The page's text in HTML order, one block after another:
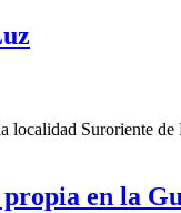
Suroriente de
en la